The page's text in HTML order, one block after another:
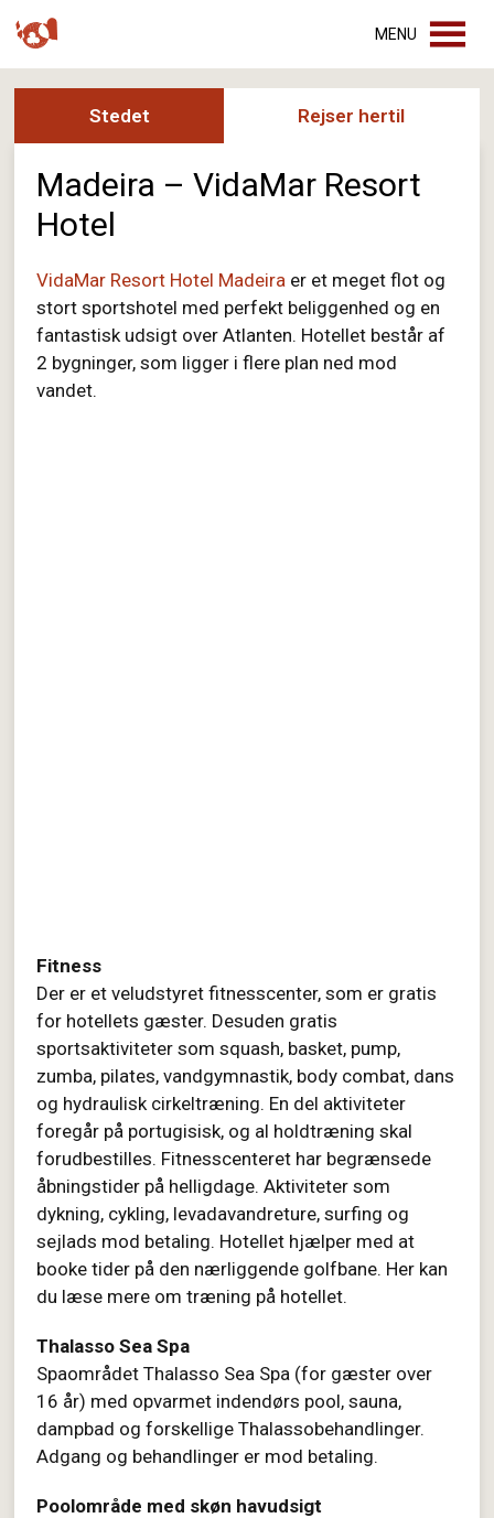
MENU
Stedet Rejser hertil
Madeira – VidaMar Resort
Hotel
VidaMar Resort Hotel Madeira er et meget flot og
stort sportshotel med perfekt beliggenhed og en
fantastisk udsigt over Atlanten. Hotellet består af
2 bygninger, som ligger i flere plan ned mod
vandet.
Fitness
Der er et veludstyret fitnesscenter, som er gratis
for hotellets gæster. Desuden gratis
sportsaktiviteter som squash, basket, pump,
zumba, pilates, vandgymnastik, body combat, dans
og hydraulisk cirkeltræning. En del aktiviteter
foregår på portugisisk, og al holdtræning skal
forudbestilles. Fitnesscenteret har begrænsede
åbningstider på helligdage. Aktiviteter som
dykning, cykling, levadavandreture, surfing og
sejlads mod betaling. Hotellet hjælper med at
booke tider på den nærliggende golfbane. Her kan
du læse mere om træning på hotellet.
Thalasso Sea Spa
Spaområdet Thalasso Sea Spa (for gæster over
16 år) med opvarmet indendørs pool, sauna,
dampbad og forskellige Thalassobehandlinger.
Adgang og behandlinger er mod betaling.
Poolområde med skøn havudsigt